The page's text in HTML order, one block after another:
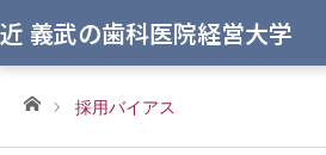
近 義武の歯科医院経営大学
ホーム採用バイアス